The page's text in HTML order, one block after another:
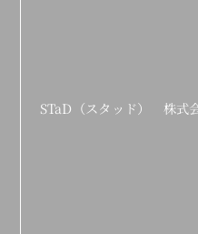
STaD（スタッド） 株式